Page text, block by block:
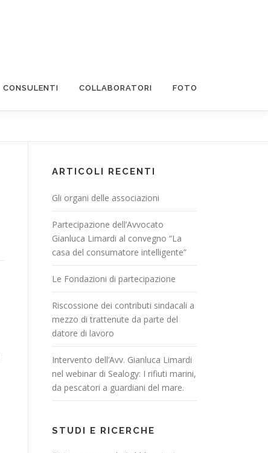
CONSULENTI COLLABORATORI FOTO
ARTICOLI RECENTI
Gli organi delle associazioni
Partecipazione dell’Avvocato
Gianluca Limardi al convegno “La
casa del consumatore intelligente”
Le Fondazioni di partecipazione
Riscossione dei contributi sindacali a
mezzo di trattenute da parte del
datore di lavoro
Intervento dell’Avv. Gianluca Limardi
nel webinar di Sealogy: I rifiuti marini,
da pescatori a guardiani del mare.
STUDI E RICERCHE